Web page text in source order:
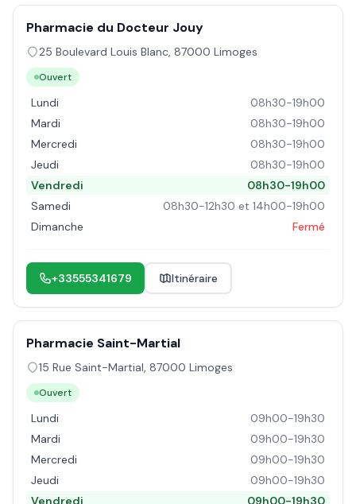
Pharmacie du Docteur Jouy
25 Boulevard Louis Blanc, 87000 Limoges
Ouvert
Lundi
08h30-19h00
Mardi
08h30-19h00
Mercredi
08h30-19h00
Jeudi
08h30-19h00
Vendredi
08h30-19h00
Samedi
08h30-12h30 et 14h00-19h00
Dimanche
Fermé
+33555341679 Itinéraire
Pharmacie Saint-Martial
15 Rue Saint-Martial, 87000 Limoges
Ouvert
Lundi
09h00-19h30
Mardi
09h00-19h30
Mercredi
09h00-19h30
Jeudi
09h00-19h30
Vendredi
09h00-19h30